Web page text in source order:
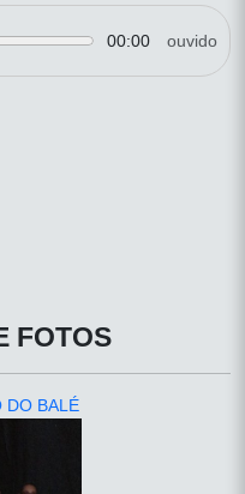
00:00 ouvido
FOTOS
DO BALÉ